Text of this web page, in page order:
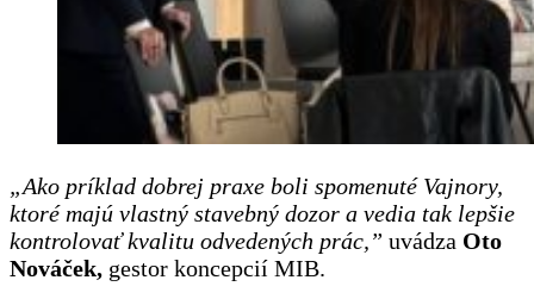
„Ako príklad dobrej praxe boli spomenuté Vajnory,
ktoré majú vlastný stavebný dozor a vedia tak lepšie
kontrolovať kvalitu odvedených prác,” uvádza Oto
Nováček, gestor koncepcií MIB.